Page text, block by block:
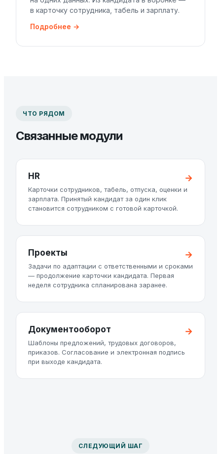
в карточку сотрудника, табель и зарплату.
Подробнее →
ЧТО РЯДОМ
Связанные модули
HR
Карточки сотрудников, табель, отпуска, оценки и
зарплата. Принятый кандидат за один клик
становится сотрудником с готовой карточкой.
Проекты
Задачи по адаптации с ответственными и сроками
— продолжение карточки кандидата. Первая
неделя сотрудника спланирована заранее.
Документооборот
Шаблоны предложений, трудовых договоров,
приказов. Согласование и электронная подпись
при выходе кандидата.
СЛЕДУЮЩИЙ ШАГ